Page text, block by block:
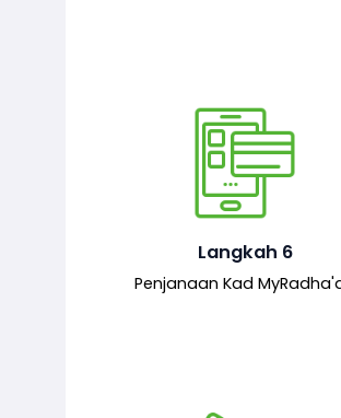
Langkah 6
Penjanaan Kad
Setelah permohonan
MyRadha’ah akan dijana.